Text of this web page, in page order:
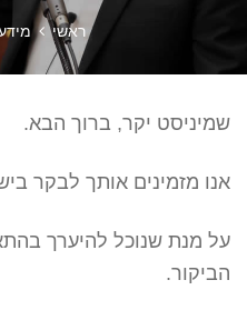
ראשי
שמיניסט יקר, ברוך הבא.
אנו מזמינים אותך לבקר
על מנת שנוכל להיערך
הביקור.